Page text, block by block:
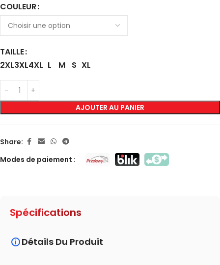
COULEUR
TAILLE
2XL3XL4XL L M S XL
AJOUTER AU PANIER
Share:
Modes de paiement :
Spécifications
Détails Du Produit